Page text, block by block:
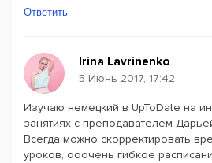
Ответить
Irina Lavrinenko
5 Июнь 2017, 17:42
Изучаю немецкий в UpToDate на
занятиях с преподавателем
Всегда можно скорректировать
уроков, ооочень гибкое